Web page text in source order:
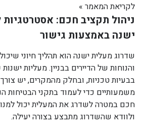
לקריאת המאמר »
ניהול תקציב חכם:
ישנה באמצעות גישור
שדרוג מעלית ישנה הוא תהליך חיוני
והנוחות של הדיירים בבניין. מעליות
בבעיות טכניות, ובחלק מהמקרים, יש
משמעותיים כדי לעמוד בתקני הבטיחות
חכם במטרה לשדרג את המעלית יכול
ולוודא שהשדרוג מתבצע בצורה יעילה.